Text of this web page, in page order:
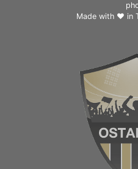
Made with ❤ in